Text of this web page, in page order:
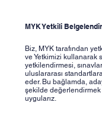
MYK Yetkili
Biz, MYK tarafından
ve Yetkimizi kullanarak
yetkilendirmesi,
uluslararası
eder. Bu bağlamda,
şekilde
uygularız.